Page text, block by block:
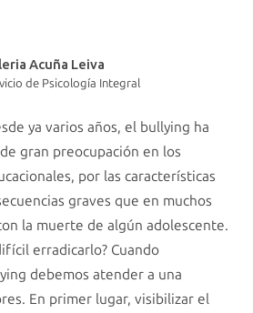
Acuña Leiva
de Psicología Integral
ya varios años, el bullying ha
gran preocupación en los
por las características
graves que en muchos
la muerte de algún adolescente.
erradicarlo? Cuando
debemos atender a una
En primer lugar, visibilizar el